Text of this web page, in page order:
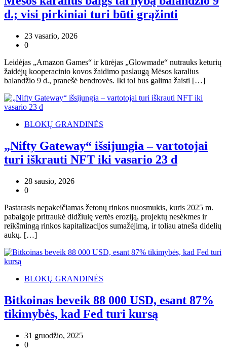
d.; visi pirkiniai turi būti grąžinti
23 vasario, 2026
0
Leidėjas „Amazon Games“ ir kūrėjas „Glowmade“ nutrauks keturių
žaidėjų kooperacinio kovos žaidimo paslaugą Mėsos karalius
balandžio 9 d., pranešė bendrovės. Iki tol bus galima žaisti […]
BLOKŲ GRANDINĖS
„Nifty Gateway“ išsijungia – vartotojai
turi iškrauti NFT iki vasario 23 d
28 sausio, 2026
0
Pastarasis nepakeičiamas žetonų rinkos nuosmukis, kuris 2025 m.
pabaigoje pritraukė didžiulę vertės eroziją, projektų nesėkmes ir
reikšmingą rinkos kapitalizacijos sumažėjimą, ir toliau atneša didelių
aukų. […]
BLOKŲ GRANDINĖS
Bitkoinas beveik 88 000 USD, esant 87%
tikimybės, kad Fed turi kursą
31 gruodžio, 2025
0